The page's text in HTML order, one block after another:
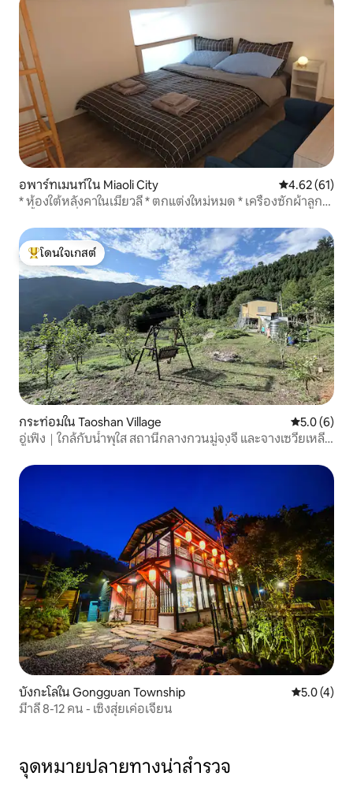
อพาร์ทเมนท์ใน Miaoli City คะแนนเฉลี่ย
4.62 (61)
* ห้องใต้หลังคาในเมี่ยวลี่ * ตกแต่งใหม่หมด * เครื่องซักผ้าลูก
โดนใจเกสต์ที่สุด
โดนใจเกสต์
กระท่อมใน Taoshan Village คะแนนเฉลี่
5.0 (6)
อู่เฟิง｜ใกล้กับน้ำพุใส สถานีกลางกวนมู่จงจี๋ และจางเซวี่ยเหลี
เป็นพื้นที่ส่วนตัวในสวนผักและผลไม้ขนาด 300 ปิง｜สามารถใช้
ป่าทั้งหมดได้แม้มีเพียง 2 คน
บังกะโลใน Gongguan Township คะแนนเฉลี่
5.0 (4)
มี่้าลี่ 8-12 คน - เซิงสุ่ยเค่อเจี้ยน
จุดหมายปลายทางน่าสำรวจ